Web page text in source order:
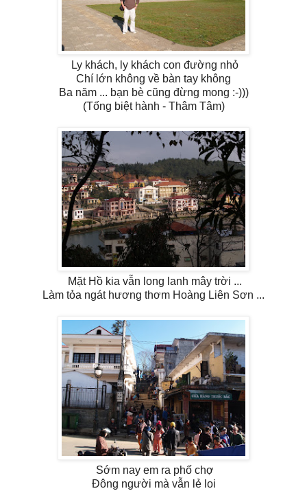
Ly khách, ly khách con đường nhỏ
Chí lớn không về bàn tay không
Ba năm ... bạn bè cũng đừng mong :-)))
(Tống biệt hành - Thâm Tâm)
Mặt Hồ kia vẫn long lanh mây trời ...
Làm tỏa ngát hương thơm Hoàng Liên Sơn ...
Sớm nay em ra phố chợ
Đông người mà vẫn lẻ loi